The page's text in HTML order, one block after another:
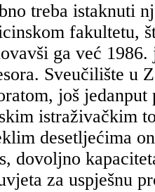
treba istaknuti
fakultetu,
ga već
Sveučilište u
još
istraživačkim
desetljećima
dovoljno
za uspješnu